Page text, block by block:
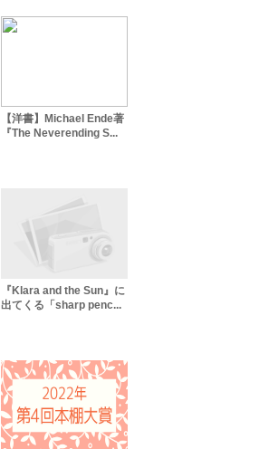
【洋書】Michael Ende著
『The Neverending S...
『Klara and the Sun』に
出てくる「sharp penc...